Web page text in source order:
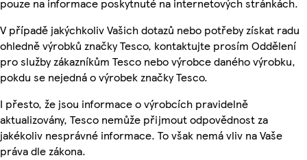
pouze na informace poskytnuté na internetových stránkách.
V případě jakýchkoliv Vašich dotazů nebo potřeby získat radu
ohledně výrobků značky Tesco, kontaktujte prosím Oddělení
pro služby zákazníkům Tesco nebo výrobce daného výrobku,
pokdu se nejedná o výrobek značky Tesco.
I přesto, že jsou informace o výrobcích pravidelně
aktualizovány, Tesco nemůže přijmout odpovědnost za
jakékoliv nesprávné informace. To však nemá vliv na Vaše
práva dle zákona.